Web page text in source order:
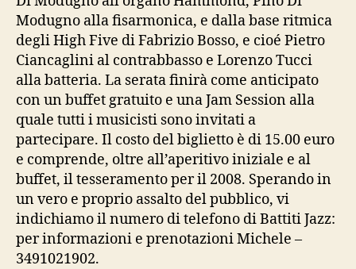
Modugno alla fisarmonica, e dalla base ritmica
degli High Five di Fabrizio Bosso, e cioé Pietro
Ciancaglini al contrabbasso e Lorenzo Tucci
alla batteria. La serata finirà come anticipato
con un buffet gratuito e una Jam Session alla
quale tutti i musicisti sono invitati a
partecipare. Il costo del biglietto è di 15.00 euro
e comprende, oltre all’aperitivo iniziale e al
buffet, il tesseramento per il 2008. Sperando in
un vero e proprio assalto del pubblico, vi
indichiamo il numero di telefono di Battiti Jazz:
per informazioni e prenotazioni Michele –
3491021902.